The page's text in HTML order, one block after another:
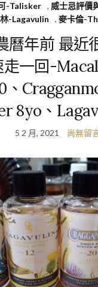
-Talisker , 威士忌評價
-Lagavulin
, 麥卡倫-
曆年前 最近
走一回-
、
8yo、
5 2 月, 2021 尚無留